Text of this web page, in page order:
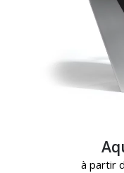
à partir